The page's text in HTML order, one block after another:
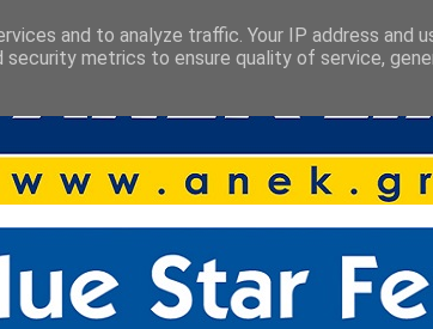
and to analyze traffic. Your IP address and
metrics to ensure quality of service,